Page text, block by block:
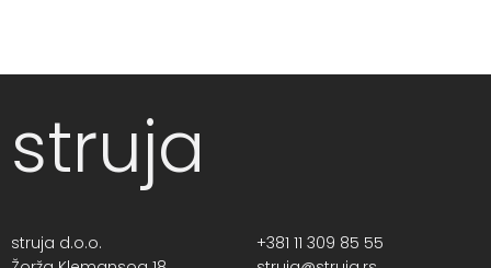
struja
struja d.o.o.
+381 11 309 85 55